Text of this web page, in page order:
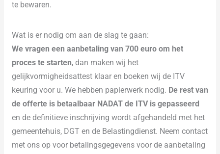
te bewaren.
Wat is er nodig om aan de slag te gaan:
We vragen een aanbetaling van 700 euro om het
proces te starten, dan maken wij het
gelijkvormigheidsattest klaar en boeken wij de ITV
keuring voor u. We hebben papierwerk nodig. De rest van
de offerte is betaalbaar NADAT de ITV is gepasseerd
en de definitieve inschrijving wordt afgehandeld met het
gemeentehuis, DGT en de Belastingdienst. Neem contact
met ons op voor betalingsgegevens voor de aanbetaling